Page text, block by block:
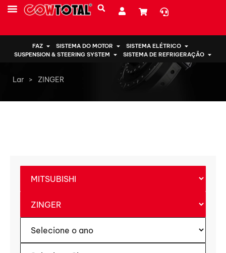
FAZ SISTEMA DO MOTOR
SISTEMA ELÉTRICO
SUSPENSION & STEERING SYSTEM
SISTEMA DE REFRIGERAÇÃO
Lar > ZINGER